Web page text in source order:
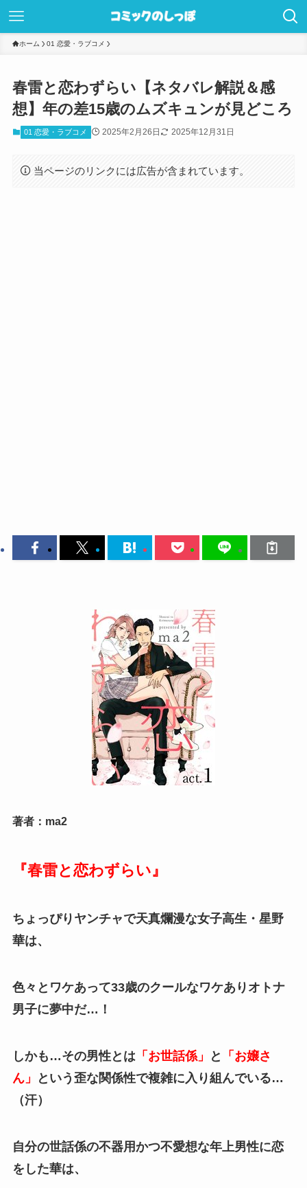
ホーム 01 恋愛・ラブコメ
春雷と恋わずらい【ネタバレ解説＆感
想】年の差15歳のムズキュンが見どころ
01 恋愛・ラブコメ 2025年2月26日 2025年12月31日
当ページのリンクには広告が含まれています。
著者：ma2
『春雷と恋わずらい』
ちょっぴりヤンチャで天真爛漫な女子高生・星野
華は、
色々とワケあって33歳のクールなワケありオトナ
男子に夢中だ…！
しかも…その男性とは「お世話係」 と
「お嬢さ
ん」
という歪な関係性で複雑に入り組んでいる…
（汗）
自分の世話係の不器用かつ不愛想な年上男性に恋
をした華は、